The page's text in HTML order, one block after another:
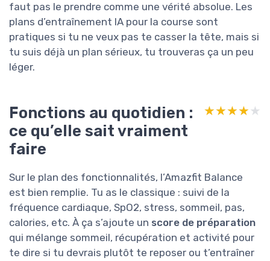
faut pas le prendre comme une vérité absolue. Les
plans d’entraînement IA pour la course sont
pratiques si tu ne veux pas te casser la tête, mais si
tu suis déjà un plan sérieux, tu trouveras ça un peu
léger.
Fonctions au quotidien :
ce qu’elle sait vraiment
faire
★★★★★
★★★★★
Sur le plan des fonctionnalités, l’Amazfit Balance
est bien remplie. Tu as le classique : suivi de la
fréquence cardiaque, SpO2, stress, sommeil, pas,
calories, etc. À ça s’ajoute un score de préparation
qui mélange sommeil, récupération et activité pour
te dire si tu devrais plutôt te reposer ou t’entraîner